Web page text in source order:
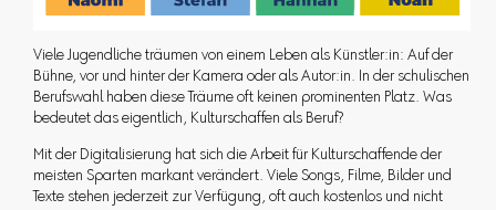
Viele Jugendliche träumen von einem Leben als Künstler:in: Auf der
Bühne, vor und hinter der Kamera oder als Autor:in. In der schulischen
Berufswahl haben diese Träume oft keinen prominenten Platz. Was
bedeutet das eigentlich, Kulturschaffen als Beruf?
Mit der Digitalisierung hat sich die Arbeit für Kulturschaffende der
meisten Sparten markant verändert. Viele Songs, Filme, Bilder und
Texte stehen jederzeit zur Verfügung, oft auch kostenlos und nicht